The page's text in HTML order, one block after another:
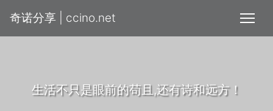
奇诺分享 | ccino.net
生活不只是眼前的苟且,还有诗和远方！